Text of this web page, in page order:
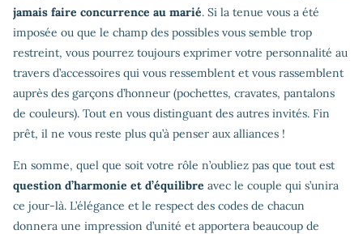
jamais faire concurrence au marié. Si la tenue vous a été
imposée ou que le champ des possibles vous semble trop
restreint, vous pourrez toujours exprimer votre personnalité au
travers d’accessoires qui vous ressemblent et vous rassemblent
auprès des garçons d’honneur (pochettes, cravates, pantalons
de couleurs). Tout en vous distinguant des autres invités. Fin
prêt, il ne vous reste plus qu’à penser aux alliances !
En somme, quel que soit votre rôle n’oubliez pas que tout est
question d’harmonie et d’équilibre avec le couple qui s’unira
ce jour-là. L’élégance et le respect des codes de chacun
donnera une impression d’unité et apportera beaucoup de